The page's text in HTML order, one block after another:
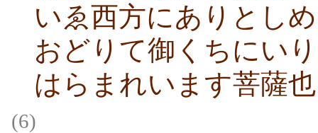
いゑ西方にありとし
おどりて御くちにい
はらまれいます菩薩也
(6)